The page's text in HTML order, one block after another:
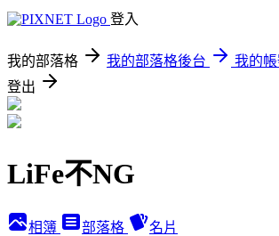
登入
我的部落格 我的部落格後台
我的
登出
LiFe不NG
相簿 部落格 名片